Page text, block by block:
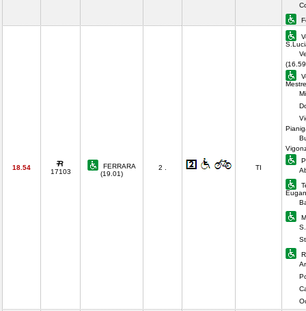
18.54
17103
FERRARA
(19.01)
2 . TI